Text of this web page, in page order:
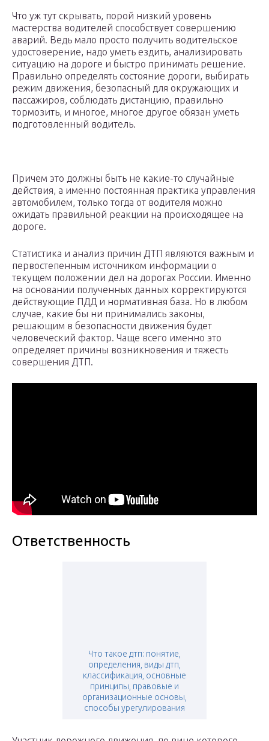
Что уж тут скрывать, порой низкий уровень
мастерства водителей способствует совершению
аварий. Ведь мало просто получить водительское
удостоверение, надо уметь ездить, анализировать
ситуацию на дороге и быстро принимать решение.
Правильно определять состояние дороги, выбирать
режим движения, безопасный для окружающих и
пассажиров, соблюдать дистанцию, правильно
тормозить, и многое, многое другое обязан уметь
подготовленный водитель.
Причем это должны быть не какие-то случайные
действия, а именно постоянная практика управления
автомобилем, только тогда от водителя можно
ожидать правильной реакции на происходящее на
дороге.
Статистика и анализ причин ДТП являются важным и
первостепенным источником информации о
текущем положении дел на дорогах России. Именно
на основании полученных данных корректируются
действующие ПДД и нормативная база. Но в любом
случае, какие бы ни принимались законы,
решающим в безопасности движения будет
человеческий фактор. Чаще всего именно это
определяет причины возникновения и тяжесть
совершения ДТП.
Ответственность
Что такое дтп: понятие,
определения, виды дтп,
классификация, основные
принципы, правовые и
организационные основы,
способы урегулирования